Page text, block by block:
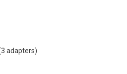
adapters)